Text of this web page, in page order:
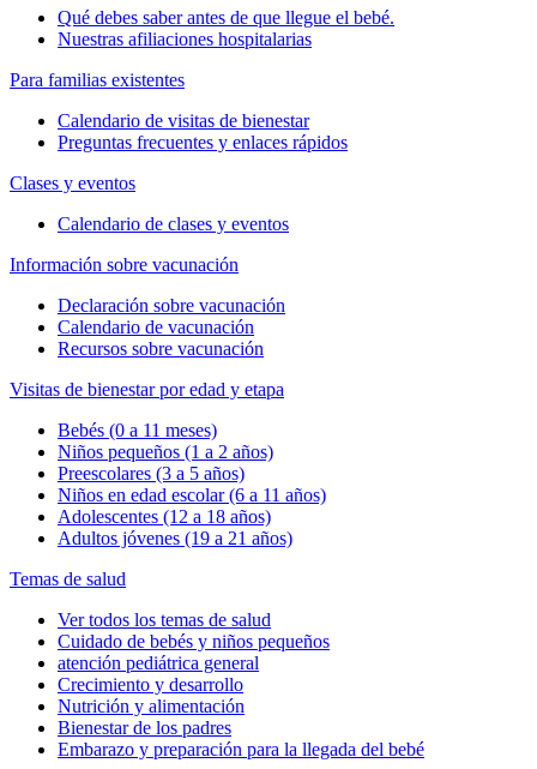
Qué debes saber antes de que llegue el bebé.
Nuestras afiliaciones hospitalarias
Para familias existentes
Calendario de visitas de bienestar
Preguntas frecuentes y enlaces rápidos
Clases y eventos
Calendario de clases y eventos
Información sobre vacunación
Declaración sobre vacunación
Calendario de vacunación
Recursos sobre vacunación
Visitas de bienestar por edad y etapa
Bebés (0 a 11 meses)
Niños pequeños (1 a 2 años)
Preescolares (3 a 5 años)
Niños en edad escolar (6 a 11 años)
Adolescentes (12 a 18 años)
Adultos jóvenes (19 a 21 años)
Temas de salud
Ver todos los temas de salud
Cuidado de bebés y niños pequeños
atención pediátrica general
Crecimiento y desarrollo
Nutrición y alimentación
Bienestar de los padres
Embarazo y preparación para la llegada del bebé